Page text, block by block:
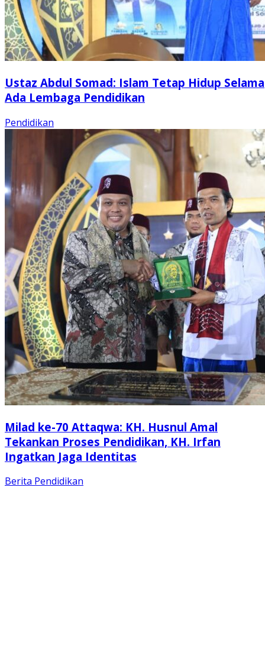
Ustaz Abdul Somad: Islam Tetap Hidup Selama
Ada Lembaga Pendidikan
Pendidikan
Milad ke-70 Attaqwa: KH. Husnul Amal
Tekankan Proses Pendidikan, KH. Irfan
Ingatkan Jaga Identitas
Berita Pendidikan